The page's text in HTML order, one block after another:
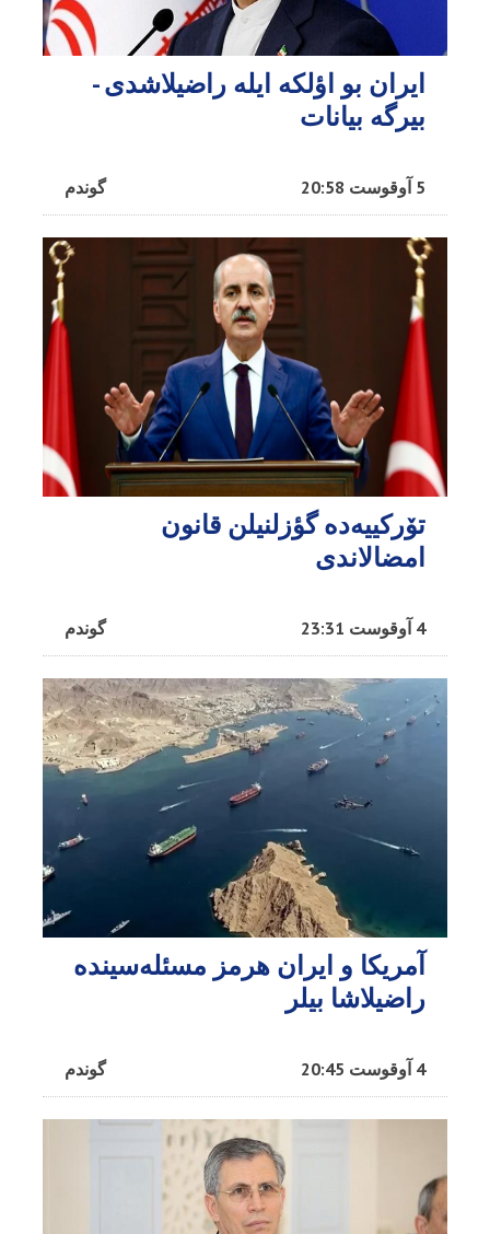
ایران بو اؤلکه ایله راضیلاشدی -
بیرگه بیانات
گوندم 5 آوقوست 20:58
تۆرکییه‌ده گؤزلنیلن قانون
امضالاندی
گوندم 4 آوقوست 23:31
آمریکا و ایران هرمز مسئله‌سینده
راضیلاشا بیلر
گوندم 4 آوقوست 20:45